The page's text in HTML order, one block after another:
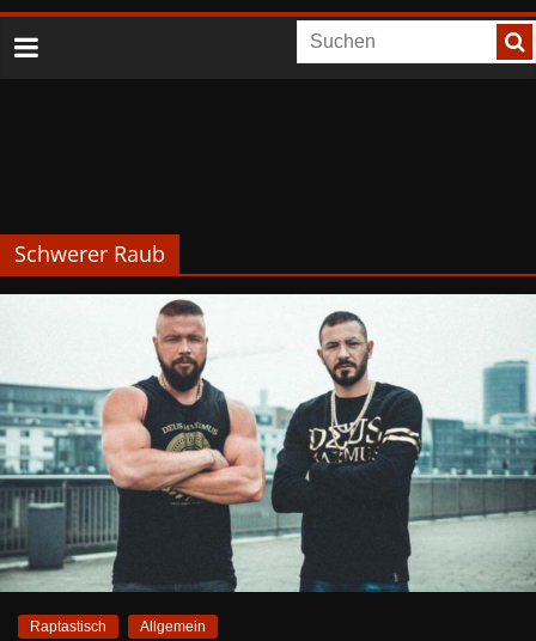
Schwerer Raub
Raptastisch Allgemein